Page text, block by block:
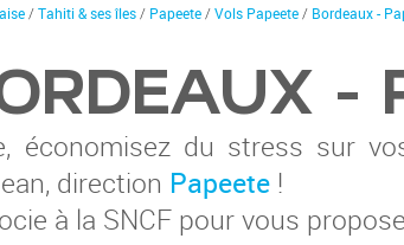
/Tahiti & ses îles/ Papeete/Vols Papeete/ Bordeaux -
-
économisez du stress sur
direction Papeete !
à la SNCF pour vous